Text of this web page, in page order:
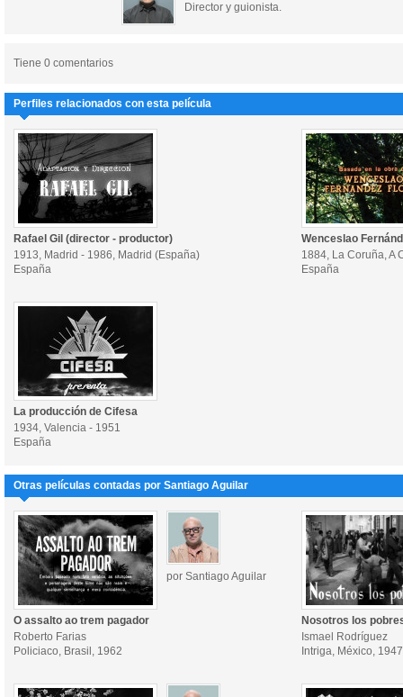
Director y guionista.
Tiene 0 comentarios
Perfiles relacionados con esta película
Rafael Gil (director - productor)
1913, Madrid - 1986, Madrid (España)
España
Wenceslao
1884, La Coruña, A
España
La producción de Cifesa
1934, Valencia - 1951
España
Otras películas contadas por Santiago Aguilar
por Santiago Aguilar
O assalto ao trem pagador
Roberto Farias
Policiaco, Brasil, 1962
Nosotros los
Ismael Rodríguez
Intriga, México, 1947